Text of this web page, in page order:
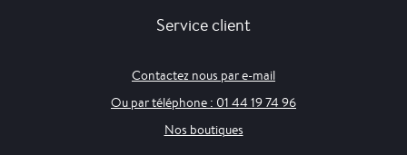
Service client
Contactez nous par e-mail
Ou par téléphone : 01 44 19 74 96
Nos boutiques